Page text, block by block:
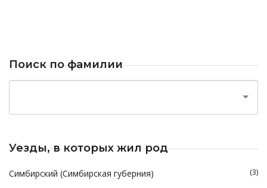
Поиск по фамилии
Уезды, в которых жил род
Симбирский (Симбирская губерния) (3)